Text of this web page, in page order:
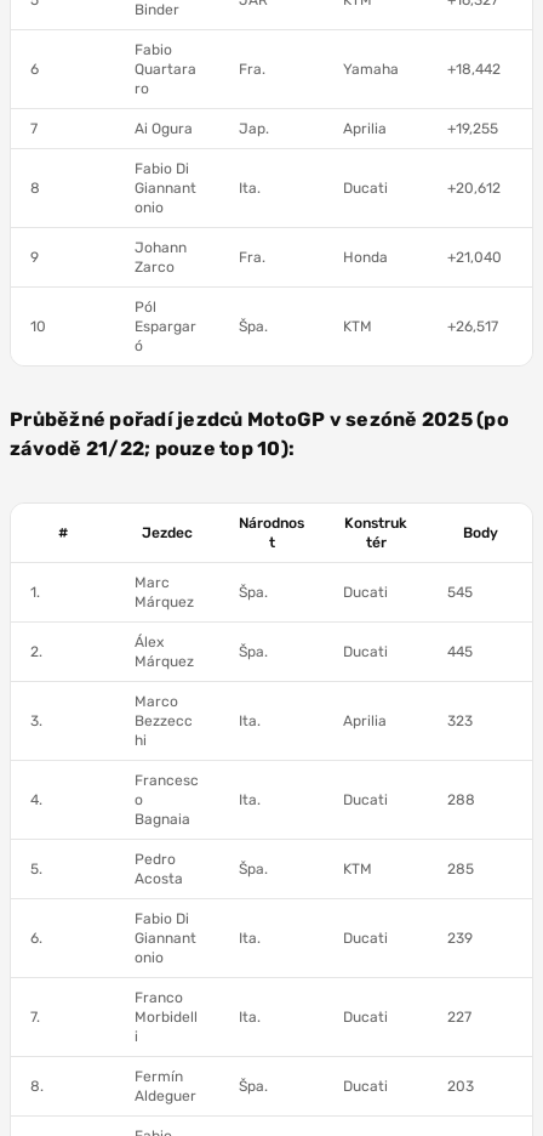
Binder
6
Fabio
Quartara
ro
Fra. Yamaha +18,442
7 Ai Ogura Jap. Aprilia +19,255
8
Fabio Di
Giannant
onio
Ita. Ducati +20,612
9
Johann
Zarco
Fra. Honda +21,040
10
Pól
Espargar
ó
Špa. KTM +26,517
Průběžné pořadí jezdců MotoGP v sezóně 2025 (po
závodě 21/22; pouze top 10):
# Jezdec
Národnos
t
Konstruk
tér
Body
1.
Marc
Márquez
Špa. Ducati 545
2.
Álex
Márquez
Špa. Ducati 445
3.
Marco
Bezzecc
hi
Ita. Aprilia 323
4.
Francesc
o
Bagnaia
Ita. Ducati 288
5.
Pedro
Acosta
Špa. KTM 285
6.
Fabio Di
Giannant
onio
Ita. Ducati 239
7.
Franco
Morbidell
i
Ita. Ducati 227
8.
Fermín
Aldeguer
Špa. Ducati 203